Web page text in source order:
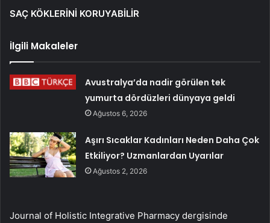
SAÇ KÖKLERİNİ KORUYABİLİR
İlgili Makaleler
Avustralya’da nadir görülen tek
yumurta dördüzleri dünyaya geldi
Ağustos 6, 2026
Aşırı Sıcaklar Kadınları Neden Daha Çok
Etkiliyor? Uzmanlardan Uyarılar
Ağustos 2, 2026
Journal of Holistic Integrative Pharmacy dergisinde